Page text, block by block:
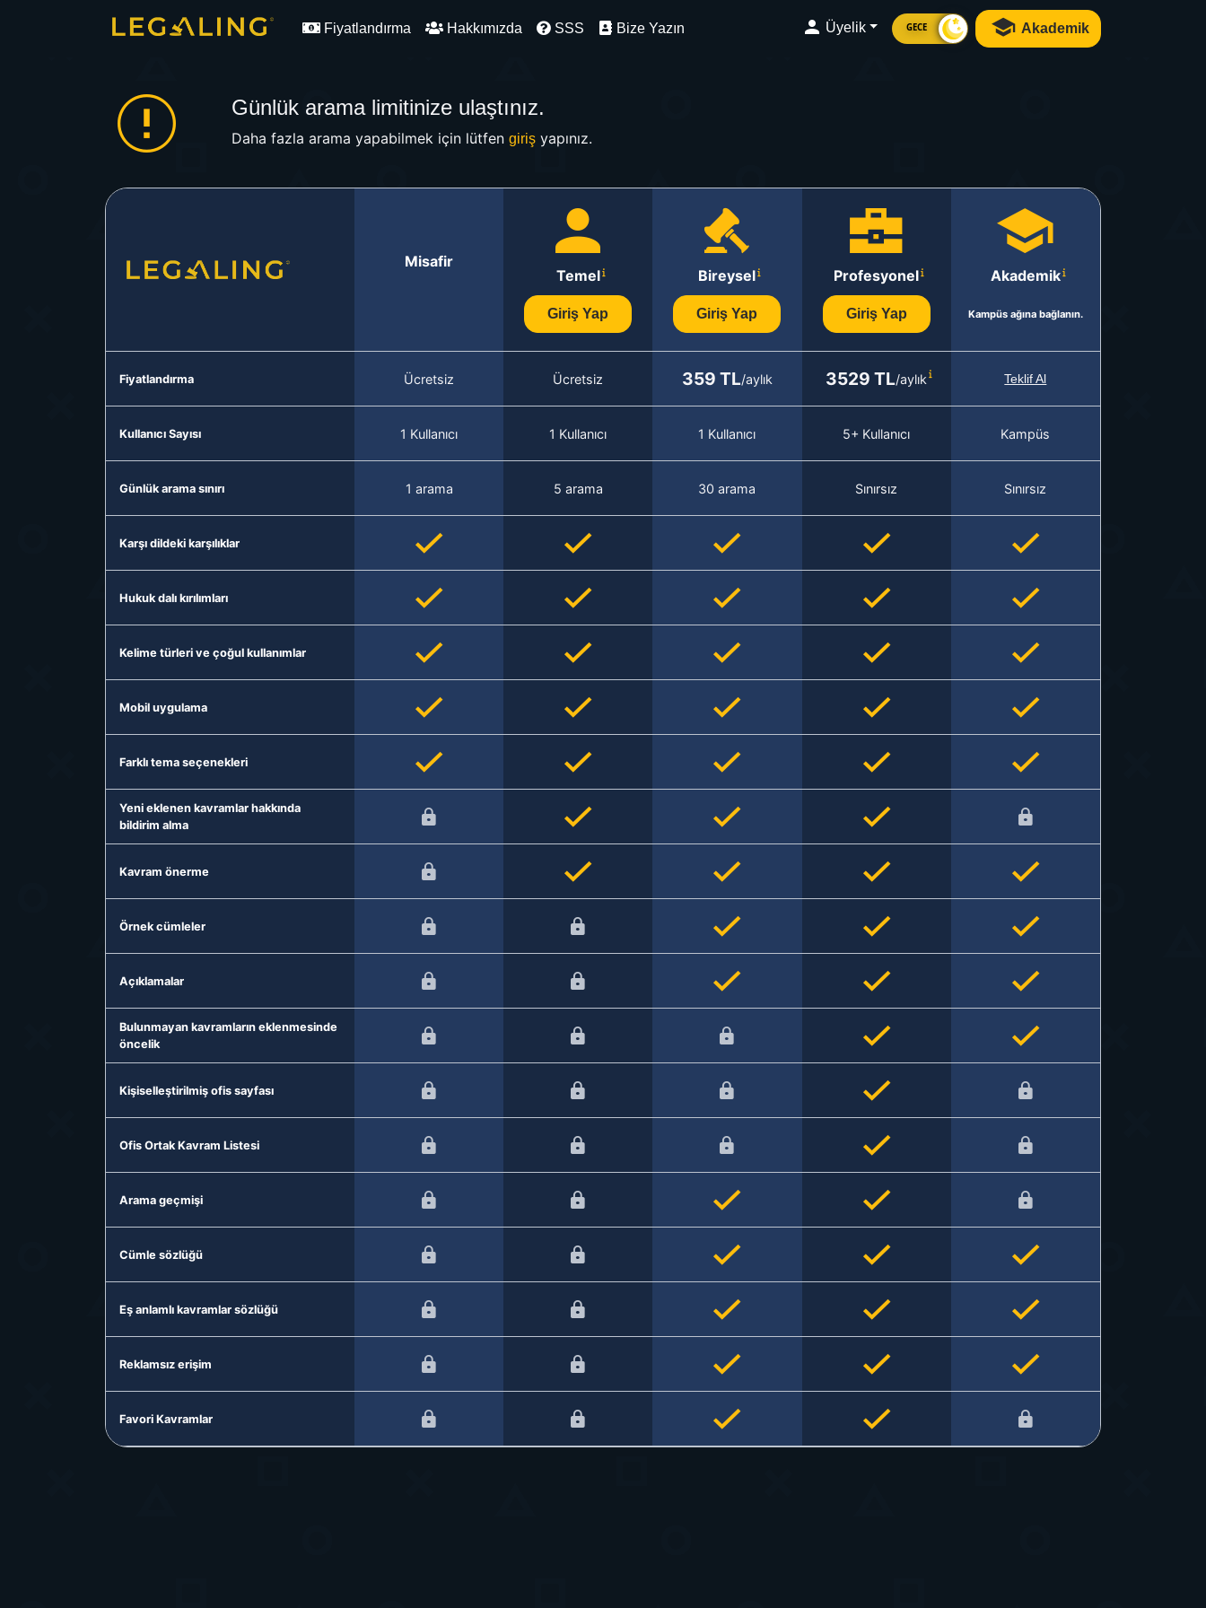
Fiyatlandırma Hakkımızda SSS Bize Yazın Üyelik GECE Akademik
Günlük arama limitinize ulaştınız.
Daha fazla arama yapabilmek için lütfen girişyapınız.
Misafir
Temel
Giriş Yap
Bireysel
Giriş Yap
Profesyonel
Giriş Yap
Akademik
Kampüs ağına bağlanın.
Fiyatlandırma Ücretsiz Ücretsiz 359 TL/aylık 3529 TL/aylık Teklif Al
Kullanıcı Sayısı 1 Kullanıcı 1 Kullanıcı 1 Kullanıcı 5+ Kullanıcı Kampüs
Günlük arama sınırı 1 arama 5 arama 30 arama Sınırsız Sınırsız
Karşı dildeki karşılıklar
Hukuk dalı kırılımları
Kelime türleri ve çoğul kullanımlar
Mobil uygulama
Farklı tema seçenekleri
Yeni eklenen kavramlar hakkında
bildirim alma
Kavram önerme
Örnek cümleler
Açıklamalar
Bulunmayan kavramların eklenmesinde
öncelik
Kişiselleştirilmiş ofis sayfası
Ofis Ortak Kavram Listesi
Arama geçmişi
Cümle sözlüğü
Eş anlamlı kavramlar sözlüğü
Reklamsız erişim
Favori Kavramlar